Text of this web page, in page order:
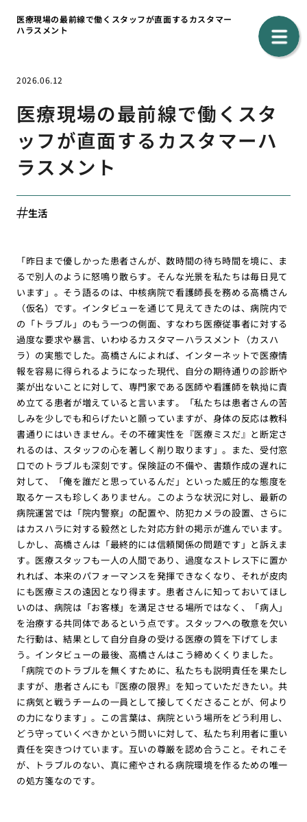
医療現場の最前線で働くスタッフが直面するカスタマー
ハラスメント
2026.06.12
医療現場の最前線で働くスタ
ッフが直面するカスタマーハ
ラスメント
生活
「昨日まで優しかった患者さんが、数時間の待ち時間を境に、ま
るで別人のように怒鳴り散らす。そんな光景を私たちは毎日見て
います」。そう語るのは、中核病院で看護師長を務める高橋さん
（仮名）です。インタビューを通じて見えてきたのは、病院内で
の「トラブル」のもう一つの側面、すなわち医療従事者に対する
過度な要求や暴言、いわゆるカスタマーハラスメント（カスハ
ラ）の実態でした。高橋さんによれば、インターネットで医療情
報を容易に得られるようになった現代、自分の期待通りの診断や
薬が出ないことに対して、専門家である医師や看護師を執拗に責
め立てる患者が増えていると言います。「私たちは患者さんの苦
しみを少しでも和らげたいと願っていますが、身体の反応は教科
書通りにはいきません。その不確実性を『医療ミスだ』と断定さ
れるのは、スタッフの心を著しく削り取ります」。また、受付窓
口でのトラブルも深刻です。保険証の不備や、書類作成の遅れに
対して、「俺を誰だと思っているんだ」といった威圧的な態度を
取るケースも珍しくありません。このような状況に対し、最新の
病院運営では「院内警察」の配置や、防犯カメラの設置、さらに
はカスハラに対する毅然とした対応方針の掲示が進んでいます。
しかし、高橋さんは「最終的には信頼関係の問題です」と訴えま
す。医療スタッフも一人の人間であり、過度なストレス下に置か
れれば、本来のパフォーマンスを発揮できなくなり、それが皮肉
にも医療ミスの遠因となり得ます。患者さんに知っておいてほし
いのは、病院は「お客様」を満足させる場所ではなく、「病人」
を治療する共同体であるという点です。スタッフへの敬意を欠い
た行動は、結果として自分自身の受ける医療の質を下げてしま
う。インタビューの最後、高橋さんはこう締めくくりました。
「病院でのトラブルを無くすために、私たちも説明責任を果たし
ますが、患者さんにも『医療の限界』を知っていただきたい。共
に病気と戦うチームの一員として接してくださることが、何より
の力になります」。この言葉は、病院という場所をどう利用し、
どう守っていくべきかという問いに対して、私たち利用者に重い
責任を突きつけています。互いの尊厳を認め合うこと。それこそ
が、トラブルのない、真に癒やされる病院環境を作るための唯一
の処方箋なのです。